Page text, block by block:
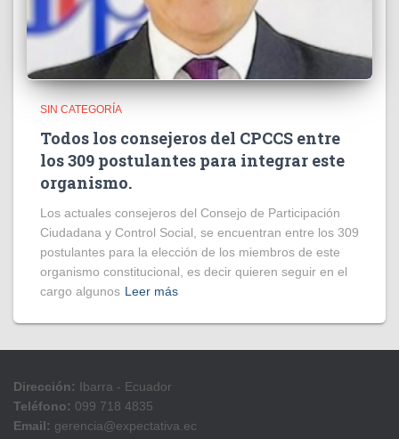
SIN CATEGORÍA
Todos los consejeros del CPCCS entre
los 309 postulantes para integrar este
organismo.
Los actuales consejeros del Consejo de Participación
Ciudadana y Control Social, se encuentran entre los 309
postulantes para la elección de los miembros de este
organismo constitucional, es decir quieren seguir en el
cargo algunos Leer más
Dirección: Ibarra - Ecuador
Teléfono: 099 718 4835
Email: gerencia@expectativa.ec